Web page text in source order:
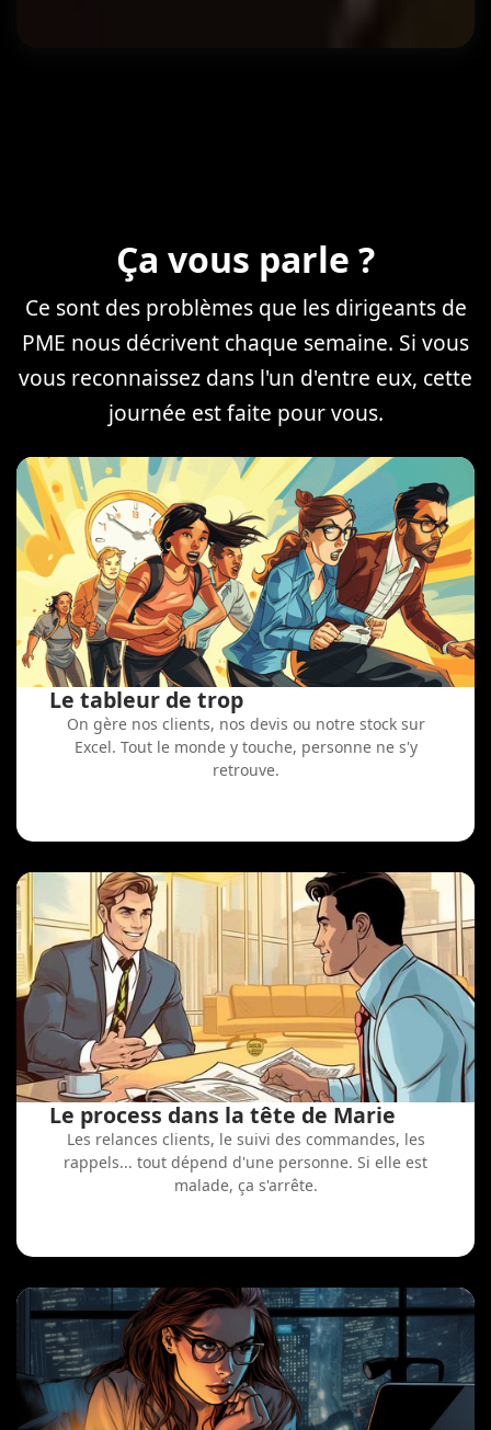
Ça vous parle ?
Ce sont des problèmes que les dirigeants de
PME nous décrivent chaque semaine. Si vous
vous reconnaissez dans l'un d'entre eux, cette
journée est faite pour vous.
Le tableur de trop
On gère nos clients, nos devis ou notre stock sur
Excel. Tout le monde y touche, personne ne s'y
retrouve.
Le process dans la tête de Marie
Les relances clients, le suivi des commandes, les
rappels... tout dépend d'une personne. Si elle est
malade, ça s'arrête.